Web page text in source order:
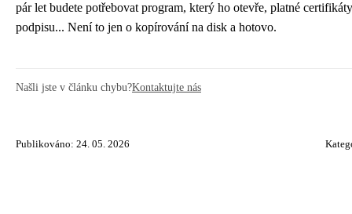
pár let budete potřebovat program, který ho otevře, platné
podpisu... Není to jen o kopírování na disk a hotovo.
Našli jste v článku chybu?Kontaktujte nás
Publikováno: 24. 05. 2026